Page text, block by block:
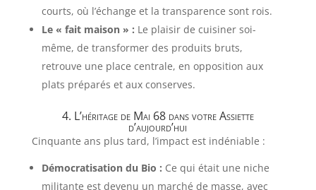
courts, où l’échange et la transparence sont rois.
Le « fait maison » : Le plaisir de cuisiner soi-
même, de transformer des produits bruts,
retrouve une place centrale, en opposition aux
plats préparés et aux conserves.
4. L’héritage de Mai 68 dans votre Assiette
d’aujourd’hui
Cinquante ans plus tard, l’impact est indéniable :
Démocratisation du Bio : Ce qui était une niche
militante est devenu un marché de masse, avec